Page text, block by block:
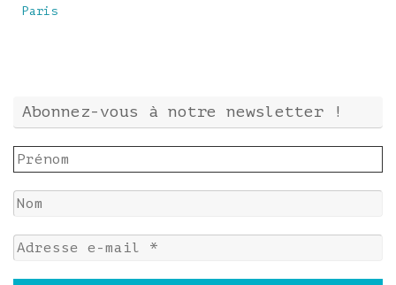
Paris
Abonnez-vous à notre newsletter !